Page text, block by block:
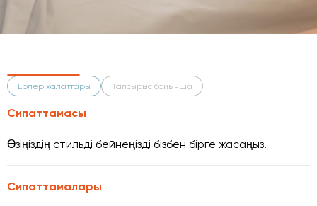
Ерлер халаттары Тапсырыс бойынша
Сипаттамасы
Өзіңіздің стильді бейнеңізді бізбен бірге жасаңыз!
Сипаттамалары